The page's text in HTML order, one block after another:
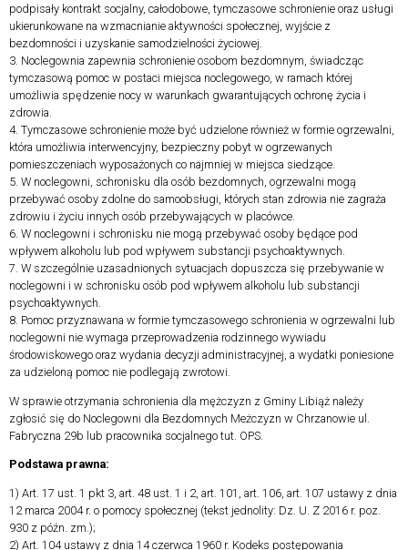
podpisały kontrakt socjalny, całodobowe, tymczasowe schronienie oraz usługi
ukierunkowane na wzmacnianie aktywności społecznej, wyjście z
bezdomności i uzyskanie samodzielności życiowej.
3. Noclegownia zapewnia schronienie osobom bezdomnym, świadcząc
tymczasową pomoc w postaci miejsca noclegowego, w ramach której
umożliwia spędzenie nocy w warunkach gwarantujących ochronę życia i
zdrowia.
4. Tymczasowe schronienie może być udzielone również w formie ogrzewalni,
która umożliwia interwencyjny, bezpieczny pobyt w ogrzewanych
pomieszczeniach wyposażonych co najmniej w miejsca siedzące.
5. W noclegowni, schronisku dla osób bezdomnych, ogrzewalni mogą
przebywać osoby zdolne do samoobsługi, których stan zdrowia nie zagraża
zdrowiu i życiu innych osób przebywających w placówce.
6. W noclegowni i schronisku nie mogą przebywać osoby będące pod
wpływem alkoholu lub pod wpływem substancji psychoaktywnych.
7. W szczególnie uzasadnionych sytuacjach dopuszcza się przebywanie w
noclegowni i w schronisku osób pod wpływem alkoholu lub substancji
psychoaktywnych.
8. Pomoc przyznawana w formie tymczasowego schronienia w ogrzewalni lub
noclegowni nie wymaga przeprowadzenia rodzinnego wywiadu
środowiskowego oraz wydania decyzji administracyjnej, a wydatki poniesione
za udzieloną pomoc nie podlegają zwrotowi.
W sprawie otrzymania schronienia dla mężczyzn z Gminy Libiąż należy
zgłosić się do Noclegowni dla Bezdomnych Meżczyzn w Chrzanowie ul.
Fabryczna 29b lub pracownika socjalnego tut. OPS.
Podstawa prawna:
1) Art. 17 ust. 1 pkt 3, art. 48 ust. 1 i 2, art. 101, art. 106, art. 107 ustawy z dnia
12 marca 2004 r. o pomocy społecznej (tekst jednolity: Dz. U. Z 2016 r. poz.
930 z późn. zm.);
2) Art. 104 ustawy z dnia 14 czerwca 1960 r. Kodeks postępowania